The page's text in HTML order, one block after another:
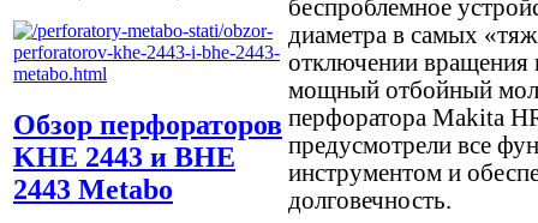
Обзор перфораторов
KHE 2443 и BHE
2443 Metabo
беспроблемное
диаметра в самых
отключении вращения
мощный отбойный
перфоратора Makita
предусмотрели все
инструментом и
долговечность.